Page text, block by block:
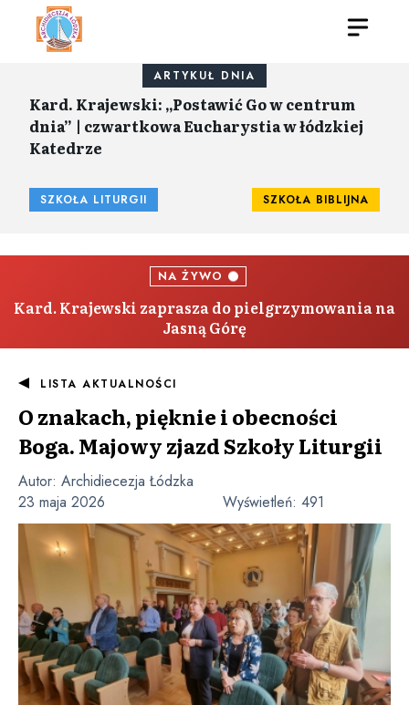
ARTYKUŁ DNIA
Kard. Krajewski: „Postawić Go w centrum
dnia” | czwartkowa Eucharystia w łódzkiej
Katedrze
SZKOŁA LITURGII SZKOŁA BIBLIJNA
NA ŻYWO
Kard. Krajewski zaprasza do pielgrzymowania na
Jasną Górę
LISTA AKTUALNOŚCI
O znakach, pięknie i obecności
Boga. Majowy zjazd Szkoły Liturgii
Autor: Archidiecezja Łódzka
23 maja 2026
Wyświetleń: 491